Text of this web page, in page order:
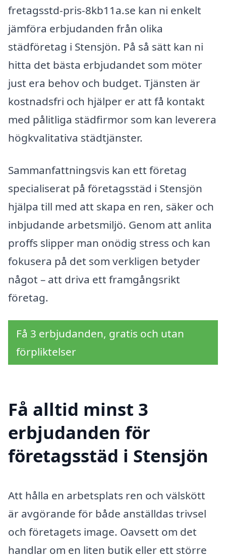
fretagsstd-pris-8kb11a.se kan ni enkelt
jämföra erbjudanden från olika
städföretag i Stensjön. På så sätt kan ni
hitta det bästa erbjudandet som möter
just era behov och budget. Tjänsten är
kostnadsfri och hjälper er att få kontakt
med pålitliga städfirmor som kan leverera
högkvalitativa städtjänster.
Sammanfattningsvis kan ett företag
specialiserat på företagsstäd i Stensjön
hjälpa till med att skapa en ren, säker och
inbjudande arbetsmiljö. Genom att anlita
proffs slipper man onödig stress och kan
fokusera på det som verkligen betyder
något – att driva ett framgångsrikt
företag.
Få 3 erbjudanden, gratis och utan
förpliktelser
Få alltid minst 3
erbjudanden för
företagsstäd i Stensjön
Att hålla en arbetsplats ren och välskött
är avgörande för både anställdas trivsel
och företagets image. Oavsett om det
handlar om en liten butik eller ett större